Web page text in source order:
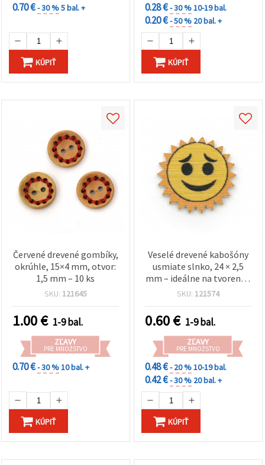
0.70 €- 30 %5 bal. +
KÚPIŤ
0.28 €- 30 %10-19 bal.
0.20 €- 50 % 20 bal. +
KÚPIŤ
Červené drevené gombíky,
okrúhle, 15×4 mm, otvor:
1,5 mm – 10 ks
SKU: 121645
1.00€ 1-9 bal.
ZĽAVY
PRE MNOŽSTVO
0.70 €- 30 %10 bal. +
KÚPIŤ
Veselé drevené kabošóny
usmiate slnko, 24 × 2,5
mm – ideálne na tvorenie,
scrapbooking a kreatívne
SKU: 121574
0.60€ 1-9 bal.
ZĽAVY
PRE MNOŽSTVO
0.48 €- 20 %10-19 bal.
0.42 €- 30 % 20 bal. +
KÚPIŤ